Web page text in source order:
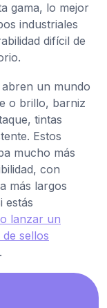
gama, lo mejor
industriales
difícil de
un mundo
o brillo, barniz
tintas
Estos
mucho más
con
más largos
estás
lanzar un
sellos